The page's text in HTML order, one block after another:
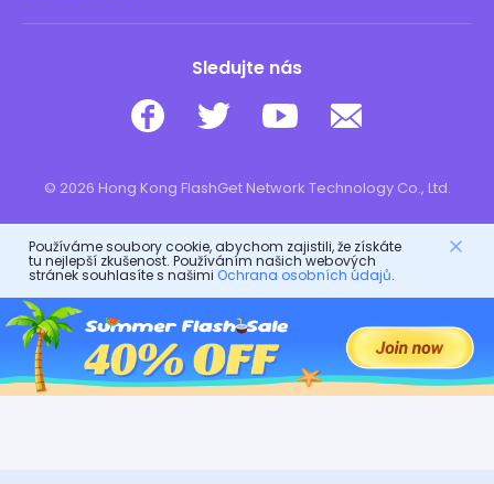
Sledujte nás
© 2026 Hong Kong FlashGet Network Technology Co., Ltd.
Používáme soubory cookie, abychom zajistili, že získáte
tu nejlepší zkušenost. Používáním našich webových
stránek souhlasíte s našimi Ochrana osobních údajů.